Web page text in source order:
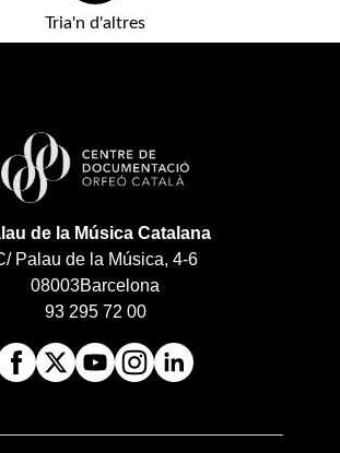
Tria'n d'altres
de la Música Catalana
Palau de la Música, 4-6
08003Barcelona
93 295 72 00